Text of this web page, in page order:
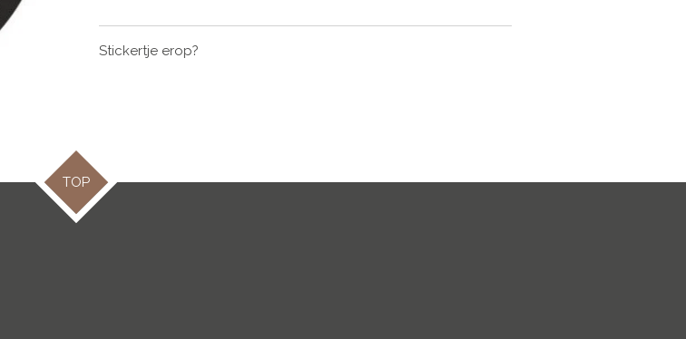
Stickertje erop?
TOP